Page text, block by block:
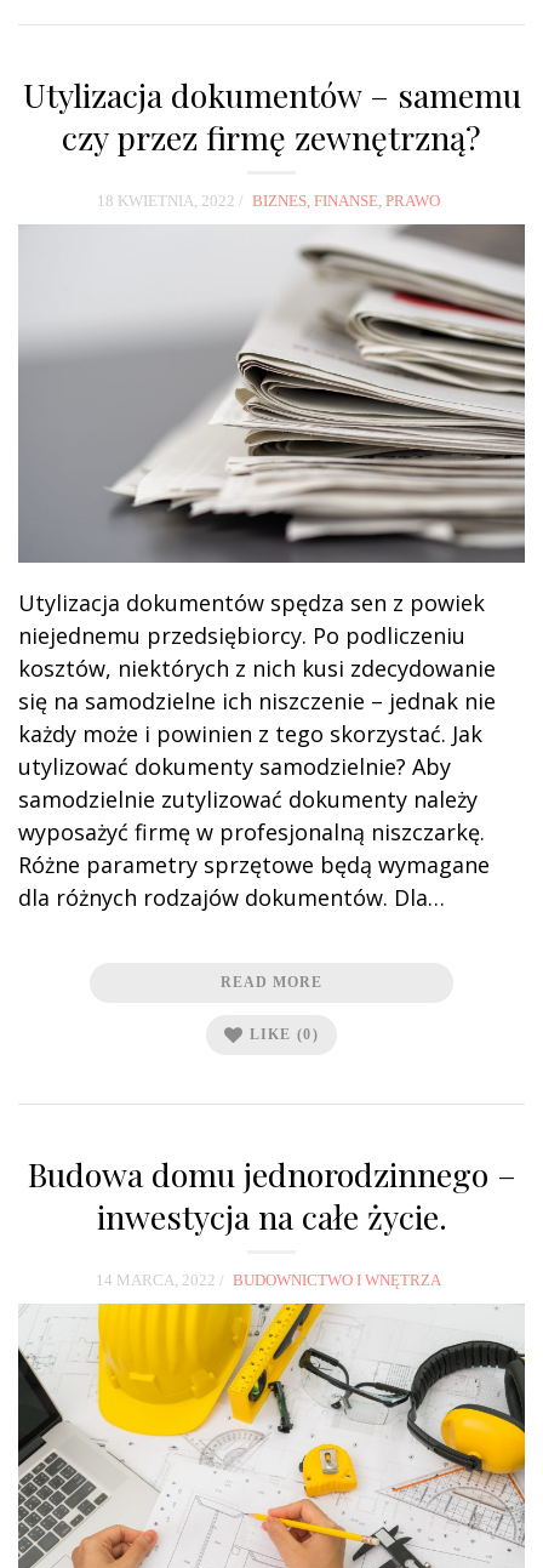
Utylizacja dokumentów – samemu
czy przez firmę zewnętrzną?
18 KWIETNIA, 2022 BIZNES, FINANSE, PRAWO
Utylizacja dokumentów spędza sen z powiek
niejednemu przedsiębiorcy. Po podliczeniu
kosztów, niektórych z nich kusi zdecydowanie
się na samodzielne ich niszczenie – jednak nie
każdy może i powinien z tego skorzystać. Jak
utylizować dokumenty samodzielnie? Aby
samodzielnie zutylizować dokumenty należy
wyposażyć firmę w profesjonalną niszczarkę.
Różne parametry sprzętowe będą wymagane
dla różnych rodzajów dokumentów. Dla…
READ MORE
LIKE (0)
Budowa domu jednorodzinnego –
inwestycja na całe życie.
14 MARCA, 2022 BUDOWNICTWO I WNĘTRZA